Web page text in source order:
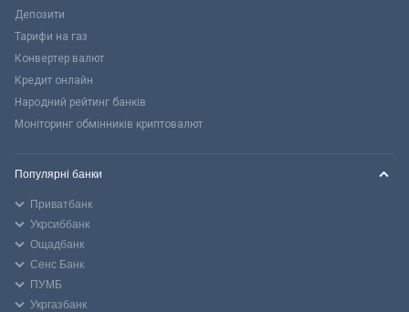
Депозити
Тарифи на газ
Конвертер валют
Кредит онлайн
Народний рейтинг банків
Моніторинг обмінників криптовалют
Популярні банки
Приватбанк
Укрсиббанк
Ощадбанк
Сенс Банк
ПУМБ
Укргазбанк